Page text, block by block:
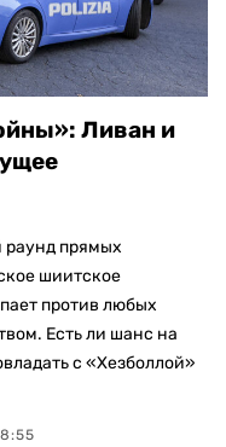
Ливан и
раунд прямых
шиитское
против любых
Есть ли шанс на
с «Хезболлой»